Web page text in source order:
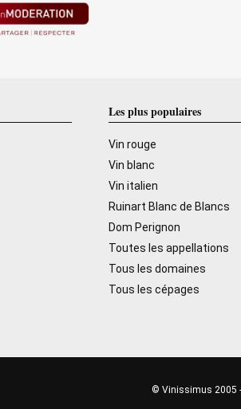
Les plus populaires
Vin rouge
Vin blanc
Vin italien
Ruinart Blanc de Blancs
Dom Perignon
Toutes les appellations
Tous les domaines
Tous les cépages
© Vinissimus 2005